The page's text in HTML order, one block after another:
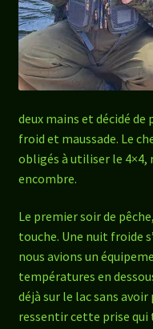
deux mains et décidé
froid et maussade. Le
obligés à utiliser le 4×4,
encombre.
Le premier soir de
touche. Une nuit froide
nous avions un
températures en
déjà sur le lac sans
ressentir cette prise qui